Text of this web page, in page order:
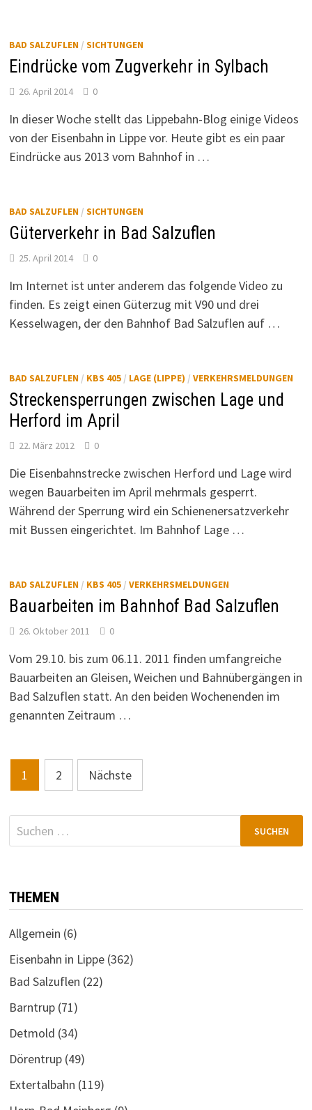
BAD SALZUFLEN/ SICHTUNGEN
Eindrücke vom Zugverkehr in Sylbach
26. April 2014 0
In dieser Woche stellt das Lippebahn-Blog einige Videos
von der Eisenbahn in Lippe vor. Heute gibt es ein paar
Eindrücke aus 2013 vom Bahnhof in …
BAD SALZUFLEN/ SICHTUNGEN
Güterverkehr in Bad Salzuflen
25. April 2014 0
Im Internet ist unter anderem das folgende Video zu
finden. Es zeigt einen Güterzug mit V90 und drei
Kesselwagen, der den Bahnhof Bad Salzuflen auf …
BAD SALZUFLEN/ KBS 405/ LAGE (LIPPE) / VERKEHRSMELDUNGEN
Streckensperrungen zwischen Lage und
Herford im April
22. März 2012 0
Die Eisenbahnstrecke zwischen Herford und Lage wird
wegen Bauarbeiten im April mehrmals gesperrt.
Während der Sperrung wird ein Schienenersatzverkehr
mit Bussen eingerichtet. Im Bahnhof Lage …
BAD SALZUFLEN/ KBS 405/ VERKEHRSMELDUNGEN
Bauarbeiten im Bahnhof Bad Salzuflen
26. Oktober 2011 0
Vom 29.10. bis zum 06.11. 2011 finden umfangreiche
Bauarbeiten an Gleisen, Weichen und Bahnübergängen in
Bad Salzuflen statt. An den beiden Wochenenden im
genannten Zeitraum …
Seitennummerierung
der
Beiträge
1 2 Nächste
Suchen
nach:
THEMEN
Allgemein (6)
Eisenbahn in Lippe(362)
Bad Salzuflen (22)
Barntrup(71)
Detmold (34)
Dörentrup(49)
Extertalbahn (119)